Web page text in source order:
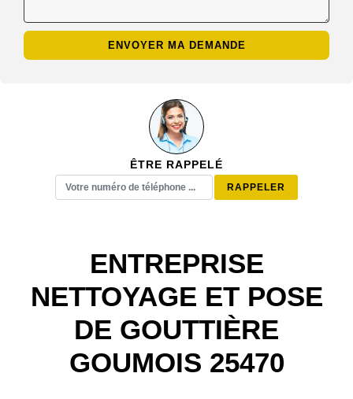
ÊTRE RAPPELÉ
ENTREPRISE
NETTOYAGE ET POSE
DE GOUTTIÈRE
GOUMOIS 25470